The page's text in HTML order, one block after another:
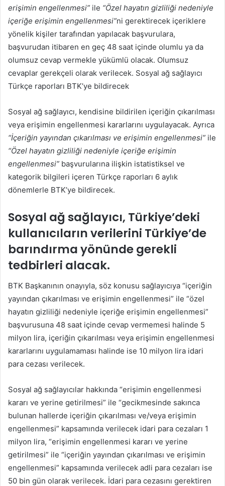
erişimin engellenmesi” ile “Özel hayatın gizliliği nedeniyle
içeriğe erişimin engellenmesi”ni gerektirecek içeriklere
yönelik kişiler tarafından yapılacak başvurulara,
başvurudan itibaren en geç 48 saat içinde olumlu ya da
olumsuz cevap vermekle yükümlü olacak. Olumsuz
cevaplar gerekçeli olarak verilecek. Sosyal ağ sağlayıcı
Türkçe raporları BTK’ye bildirecek
Sosyal ağ sağlayıcı, kendisine bildirilen içeriğin çıkarılması
veya erişimin engellenmesi kararlarını uygulayacak. Ayrıca
“İçeriğin yayından çıkarılması ve erişimin engellenmesi” ile
“Özel hayatın gizliliği nedeniyle içeriğe erişimin
engellenmesi” başvurularına ilişkin istatistiksel ve
kategorik bilgileri içeren Türkçe raporları 6 aylık
dönemlerle BTK’ye bildirecek.
Sosyal ağ sağlayıcı, Türkiye’deki
kullanıcıların verilerini Türkiye’de
barındırma yönünde gerekli
tedbirleri alacak.
BTK Başkanının onayıyla, söz konusu sağlayıcıya “içeriğin
yayından çıkarılması ve erişimin engellenmesi” ile “özel
hayatın gizliliği nedeniyle içeriğe erişimin engellenmesi”
başvurusuna 48 saat içinde cevap vermemesi halinde 5
milyon lira, içeriğin çıkarılması veya erişimin engellenmesi
kararlarını uygulamaması halinde ise 10 milyon lira idari
para cezası verilecek.
Sosyal ağ sağlayıcılar hakkında “erişimin engellenmesi
kararı ve yerine getirilmesi” ile “gecikmesinde sakınca
bulunan hallerde içeriğin çıkarılması ve/veya erişimin
engellenmesi” kapsamında verilecek idari para cezaları 1
milyon lira, “erişimin engellenmesi kararı ve yerine
getirilmesi” ile “içeriğin yayından çıkarılması ve erişimin
engellenmesi” kapsamında verilecek adli para cezaları ise
50 bin gün olarak verilecek. İdari para cezasını gerektiren